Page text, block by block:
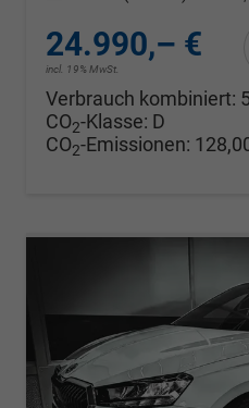
24.990,– €
incl. 19% MwSt.
Verbrauch kombiniert:
CO2-Klasse: D
CO2-Emissionen: